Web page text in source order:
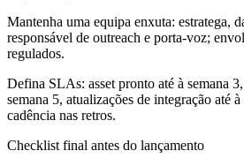
Mantenha uma equipa enxuta: estratega,
responsável de outreach e porta-voz;
regulados.
Defina SLAs: asset pronto até à semana
semana 5, atualizações de integração até
cadência nas retros.
Checklist final antes do lançamento